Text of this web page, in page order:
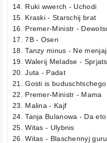
14. Ruki wwerch - Uchodi
15. Kraski - Starschij brat
16. Premer-Ministr -
17. 7B - Osen
18. Tanzy minus - Ne
19. Walerij Meladse -
20. Juta - Padat
21. Gosti is
22. Premer-Ministr - Mama
23. Malina - Kajf
24. Tanja Bulanowa - Da
25. Witas - Ulybnis
26. Witas - Blaschennyj guru